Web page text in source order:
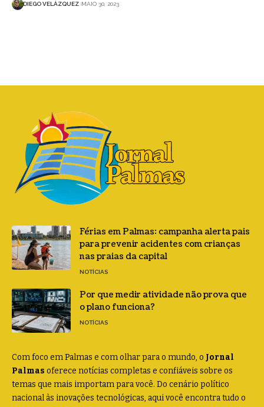
DIEGO VELÁZQUEZ MAIO 30, 2023
Férias em Palmas: campanha alerta pais
para prevenir acidentes com crianças
nas praias da capital
NOTÍCIAS
Por que medir atividade não prova que
o plano funciona?
NOTÍCIAS
Com foco em Palmas e com olhar para o mundo, o Jornal
Palmas oferece notícias completas e confiáveis sobre os
temas que mais importam para você. Do cenário político
nacional às inovações tecnológicas, aqui você encontra tudo o